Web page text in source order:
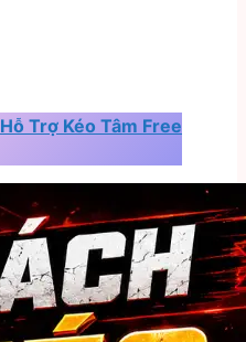
Hỗ Trợ Kéo Tâm Free